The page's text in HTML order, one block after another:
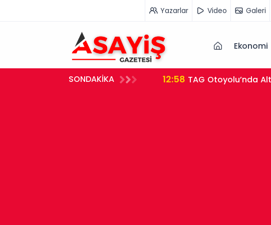
Yazarlar Video Galeri
Ekonomi
SONDAKİKA
Merak Ediliyor 12:58